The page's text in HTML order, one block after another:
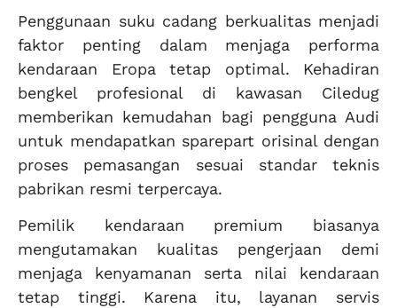
Penggunaan suku cadang berkualitas menjadi
faktor penting dalam menjaga performa
kendaraan Eropa tetap optimal. Kehadiran
bengkel profesional di kawasan Ciledug
memberikan kemudahan bagi pengguna Audi
untuk mendapatkan sparepart orisinal dengan
proses pemasangan sesuai standar teknis
pabrikan resmi terpercaya.
Pemilik kendaraan premium biasanya
mengutamakan kualitas pengerjaan demi
menjaga kenyamanan serta nilai kendaraan
tetap tinggi. Karena itu, layanan servis